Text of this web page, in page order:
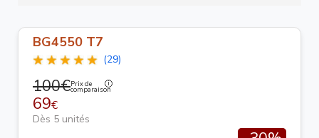
BG4550 T7
(29)
100€Prix de
comparaison
69€
Dès 5 unités